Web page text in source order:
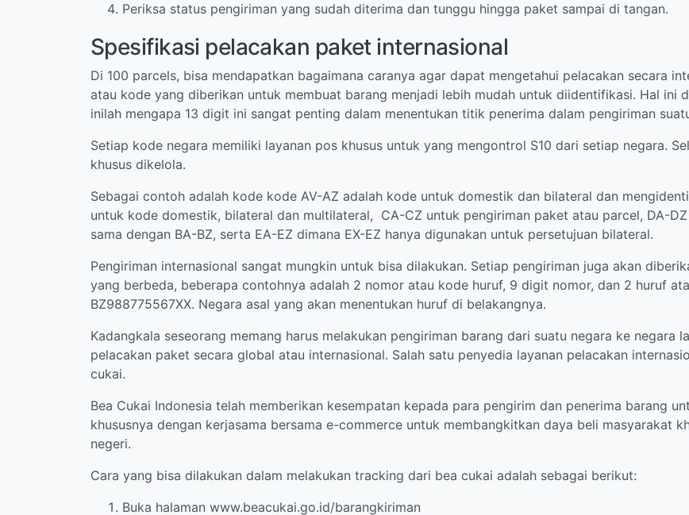
Periksa status pengiriman yang sudah diterima dan tunggu hingga paket sampai di tangan.
Spesifikasi pelacakan paket internasional
Di 100 parcels, bisa mendapatkan bagaimana caranya agar dapat mengetahui pelacakan secara
atau kode yang diberikan untuk membuat barang menjadi lebih mudah untuk diidentifikasi. Hal ini
inilah mengapa 13 digit ini sangat penting dalam menentukan titik penerima dalam pengiriman
Setiap kode negara memiliki layanan pos khusus untuk yang mengontrol S10 dari setiap negara.
khusus dikelola.
Sebagai contoh adalah kode kode AV-AZ adalah kode untuk domestik dan bilateral dan
untuk kode domestik, bilateral dan multilateral, CA-CZ untuk pengiriman paket atau parcel, DA-
sama dengan BA-BZ, serta EA-EZ dimana EX-EZ hanya digunakan untuk persetujuan bilateral.
Pengiriman internasional sangat mungkin untuk bisa dilakukan. Setiap pengiriman juga akan
yang berbeda, beberapa contohnya adalah 2 nomor atau kode huruf, 9 digit nomor, dan 2 huruf
BZ988775567XX. Negara asal yang akan menentukan huruf di belakangnya.
Kadangkala seseorang memang harus melakukan pengiriman barang dari suatu negara ke negara
pelacakan paket secara global atau internasional. Salah satu penyedia layanan pelacakan
cukai.
Bea Cukai Indonesia telah memberikan kesempatan kepada para pengirim dan penerima barang
khususnya dengan kerjasama bersama e-commerce untuk membangkitkan daya beli masyarakat
negeri.
Cara yang bisa dilakukan dalam melakukan tracking dari bea cukai adalah sebagai berikut:
Buka halaman www.beacukai.go.id/barangkiriman